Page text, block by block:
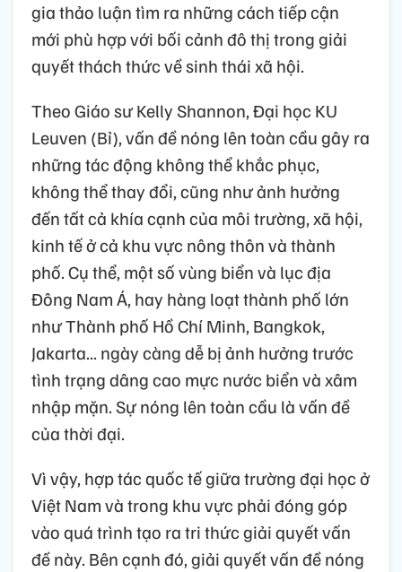
gia thảo luận tìm ra những cách tiếp cận
mới phù hợp với bối cảnh đô thị trong giải
quyết thách thức về sinh thái xã hội.
Theo Giáo sư Kelly Shannon, Đại học KU
Leuven (Bỉ), vấn đề nóng lên toàn cầu gây ra
những tác động không thể khắc phục,
không thể thay đổi, cũng như ảnh hưởng
đến tất cả khía cạnh của môi trường, xã hội,
kinh tế ở cả khu vực nông thôn và thành
phố. Cụ thể, một số vùng biển và lục địa
Đông Nam Á, hay hàng loạt thành phố lớn
như Thành phố Hồ Chí Minh, Bangkok,
Jakarta... ngày càng dễ bị ảnh hưởng trước
tình trạng dâng cao mực nước biển và xâm
nhập mặn. Sự nóng lên toàn cầu là vấn đề
của thời đại.
Vì vậy, hợp tác quốc tế giữa trường đại học ở
Việt Nam và trong khu vực phải đóng góp
vào quá trình tạo ra tri thức giải quyết vấn
đề này. Bên cạnh đó, giải quyết vấn đề nóng